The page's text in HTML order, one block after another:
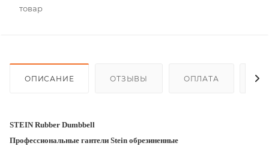
товар
ОПИСАНИЕ ОТЗЫВЫ ОПЛАТА
STEIN Rubber Dumbbell
Профессиональные гантели Stein обрезиненные